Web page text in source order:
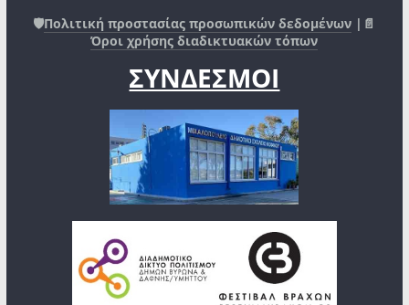
🛡️Πολιτική προστασίας προσωπικών δεδομένων |📄
Όροι χρήσης διαδικτυακών τόπων
ΣΥΝΔΕΣΜΟΙ